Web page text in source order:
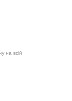
на всій